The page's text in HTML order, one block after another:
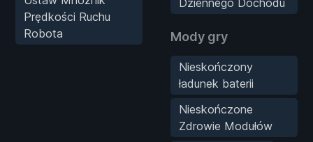
Prędkości Ruchu
Robota
Mody gry
Nieskończony
ładunek baterii
Nieskończone
Zdrowie Modułów